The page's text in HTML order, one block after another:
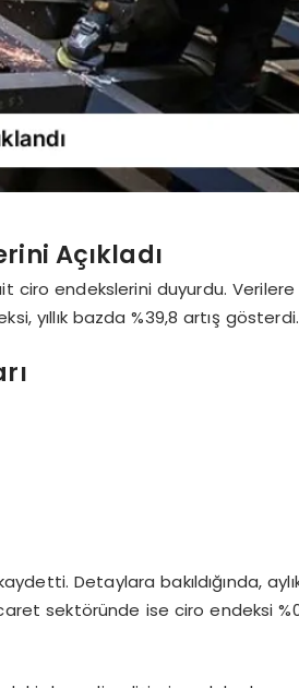
Açıkladı
ciro endekslerini duyurdu.
yıllık bazda %39,8 artış gösterdi.
Detaylara bakıldığında,
sektöründe ise ciro endeksi